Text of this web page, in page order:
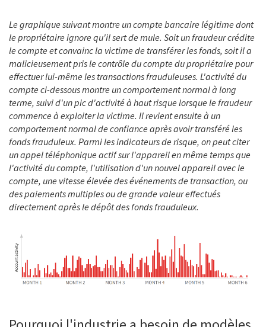
Le graphique suivant montre un compte bancaire légitime dont
le propriétaire ignore qu'il sert de mule. Soit un fraudeur crédite
le compte et convainc la victime de transférer les fonds, soit il a
malicieusement pris le contrôle du compte du propriétaire pour
effectuer lui-même les transactions frauduleuses. L'activité du
compte ci-dessous montre un comportement normal à long
terme, suivi d'un pic d'activité à haut risque lorsque le fraudeur
commence à exploiter la victime. Il revient ensuite à un
comportement normal de confiance après avoir transféré les
fonds frauduleux. Parmi les indicateurs de risque, on peut citer
un appel téléphonique actif sur l'appareil en même temps que
l'activité du compte, l'utilisation d'un nouvel appareil avec le
compte, une vitesse élevée des événements de transaction, ou
des paiements multiples ou de grande valeur effectués
directement après le dépôt des fonds frauduleux.